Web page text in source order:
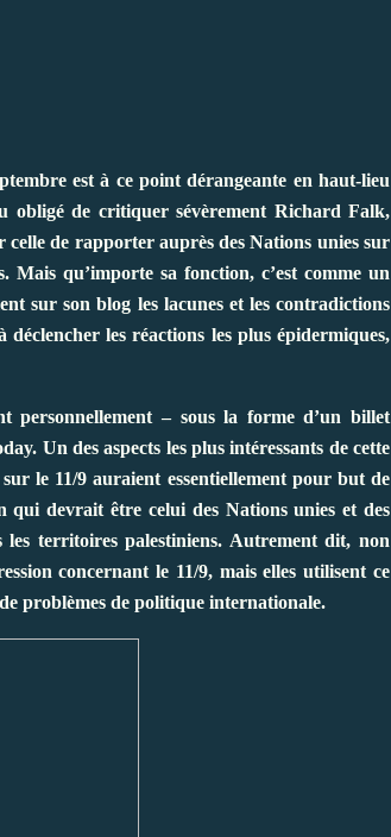
est à ce point dérangeante en haut-lieu
obligé de critiquer sévèrement Richard Falk,
celle de rapporter auprès des Nations unies sur
Mais qu’importe sa fonction, c’est comme un
sur son blog les lacunes et les contradictions
les réactions les plus épidermiques,
personnellement – sous la forme d’un billet
Un des aspects les plus intéressants de cette
le 11/9 auraient essentiellement pour but de
devrait être celui des Nations unies et des
les territoires palestiniens. Autrement dit, non
concernant le 11/9, mais elles utilisent ce
problèmes de politique internationale.